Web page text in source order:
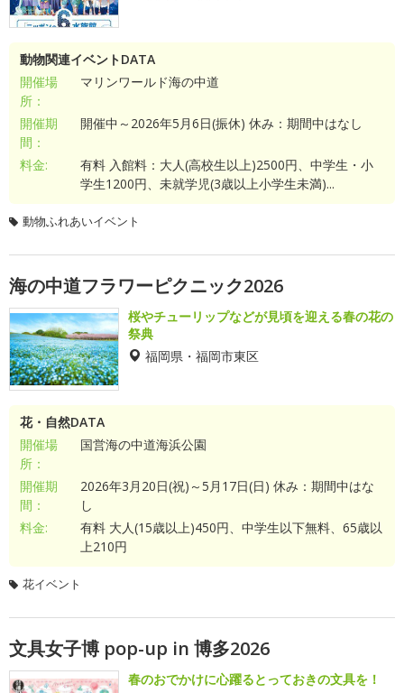
動物関連イベントDATA
開催場
所：
マリンワールド海の中道
開催期
間：
開催中～2026年5月6日(振休) 休み：期間中はなし
料金:
有料 入館料：大人(高校生以上)2500円、中学生・小
学生1200円、未就学児(3歳以上小学生未満)...
動物ふれあいイベント
海の中道フラワーピクニック2026
桜やチューリップなどが見頃を迎える春の花の
祭典
福岡県・福岡市東区
花・自然DATA
開催場
所：
国営海の中道海浜公園
開催期
間：
2026年3月20日(祝)～5月17日(日) 休み：期間中はな
し
料金:
有料 大人(15歳以上)450円、中学生以下無料、65歳以
上210円
花イベント
文具女子博 pop-up in 博多2026
春のおでかけに心躍るとっておきの文具を！